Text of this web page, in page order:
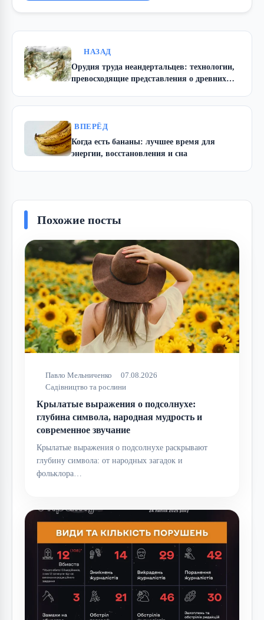
НАЗАД
Орудия труда неандертальцев: технологии,
превосходящие представления о древних
ВПЕРЁД
Когда есть бананы: лучшее время для
энергии, восстановления и сна
Похожие посты
Павло Мельниченко
07.08.2026
Садівництво та рослини
Крылатые выражения о подсолнухе:
глубина символа, народная мудрость и
современное звучание
Крылатые выражения о подсолнухе раскрывают
глубину символа: от народных загадок и
фольклора…